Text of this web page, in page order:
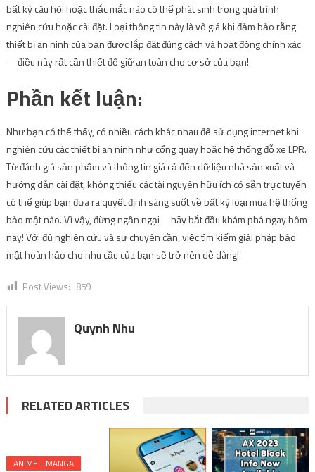
bất kỳ câu hỏi hoặc thắc mắc nào có thể phát sinh trong quá trình
nghiên cứu hoặc cài đặt. Loại thông tin này là vô giá khi đảm bảo rằng
thiết bị an ninh của bạn được lắp đặt đúng cách và hoạt động chính xác
—điều này rất cần thiết để giữ an toàn cho cơ sở của bạn!
Phần kết luận:
Như bạn có thể thấy, có nhiều cách khác nhau để sử dụng internet khi
nghiên cứu các thiết bị an ninh như cổng quay hoặc hệ thống đỗ xe LPR.
Từ đánh giá sản phẩm và thông tin giá cả đến dữ liệu nhà sản xuất và
hướng dẫn cài đặt, không thiếu các tài nguyên hữu ích có sẵn trực tuyến
có thể giúp bạn đưa ra quyết định sáng suốt về bất kỳ loại mua hệ thống
bảo mật nào. Vì vậy, đừng ngần ngại—hãy bắt đầu khám phá ngay hôm
nay! Với đủ nghiên cứu và sự chuyên cần, việc tìm kiếm giải pháp bảo
mật hoàn hảo cho nhu cầu của bạn sẽ trở nên dễ dàng!
Post Views: 859
Quynh Nhu
RELATED ARTICLES
ANIME - MANGA